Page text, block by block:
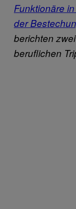
Funktionäre
der
berichten
beruflichen